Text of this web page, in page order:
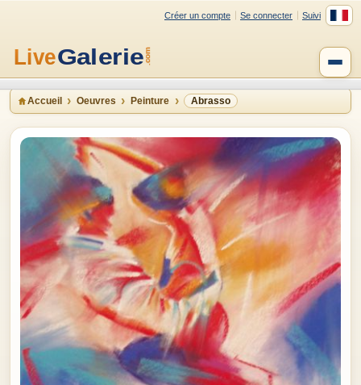
Créer un compte Se connecter Suivi
Accueil Oeuvres Peinture Abrasso